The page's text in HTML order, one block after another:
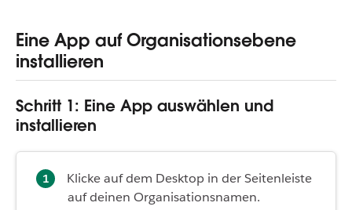
Eine App auf Organisationsebene
installieren
Schritt 1: Eine App auswählen und
installieren
Klicke auf dem Desktop in der Seitenleiste
auf deinen Organisationsnamen.